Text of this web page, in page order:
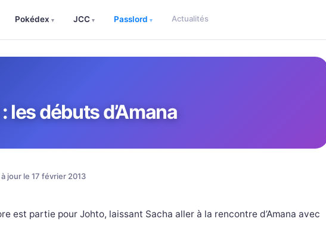
Pokédex ▾ JCC ▾ Passlord ▾ Actualités
les débuts d’Amana
jour le 17 février 2013
est partie pour Johto, laissant Sacha aller à la rencontre d’Amana avec